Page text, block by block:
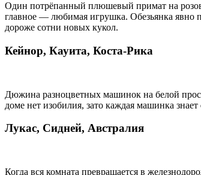
Один потрёпанный плюшевый примат на
главное — любимая игрушка. Обезьянка явно
дороже сотни новых кукол.
Кейнор, Кауита, Коста-Рика
Дюжина разноцветных машинок на белой
доме нет изобилия, зато каждая машинка
Лукас, Сидней, Австралия
Когда вся комната превращается в